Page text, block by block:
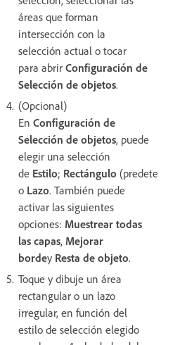
áreas que forman
intersección con la
selección actual o tocar
para abrir Configuración de
Selección de objetos.
(Opcional)
En Configuración de
Selección de objetos, puede
elegir una selección
de Estilo; Rectángulo (predeterminado)
o Lazo. También puede
activar las siguientes
opciones: Muestrear todas
las capas, Mejorar
bordey Resta de objeto.
Toque y dibuje un área
rectangular o un lazo
irregular, en función del
estilo de selección elegido